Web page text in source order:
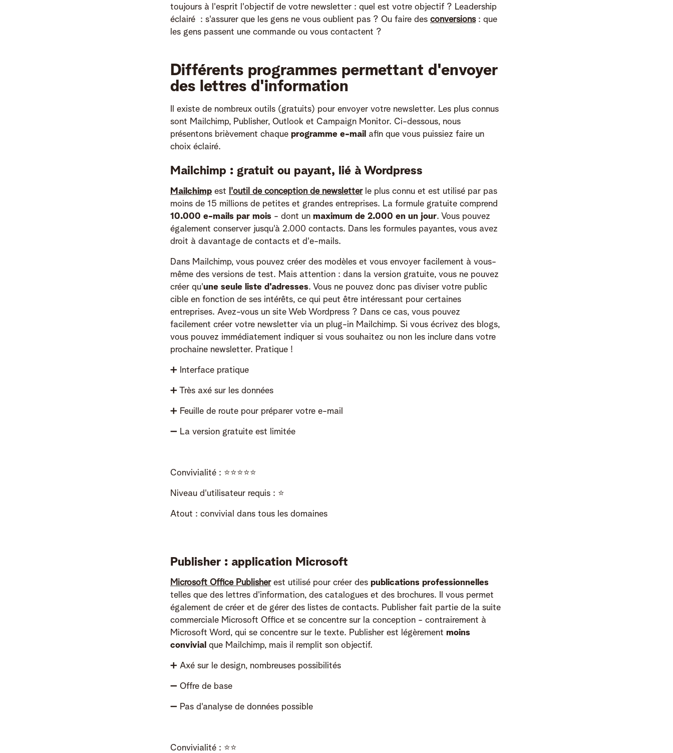
toujours à l'esprit l'objectif de votre newsletter : quel est votre objectif ? Leadership
éclairé : s'assurer que les gens ne vous oublient pas ? Ou faire des conversions: que
les gens passent une commande ou vous contactent ?
Différents programmes permettant d'envoyer
des lettres d'information
Il existe de nombreux outils (gratuits) pour envoyer votre newsletter. Les plus connus
sont Mailchimp, Publisher, Outlook et Campaign Monitor. Ci-dessous, nous
présentons brièvement chaque programme e-mail afin que vous puissiez faire un
choix éclairé.
Mailchimp : gratuit ou payant, lié à Wordpress
Mailchimp est l'outil de conception de newsletterle plus connu et est utilisé par pas
moins de 15 millions de petites et grandes entreprises. La formule gratuite comprend
10.000 e-mails par mois - dont un maximum de 2.000 en un jour. Vous pouvez
également conserver jusqu'à 2.000 contacts. Dans les formules payantes, vous avez
droit à davantage de contacts et d'e-mails.
Dans Mailchimp, vous pouvez créer des modèles et vous envoyer facilement à vous-
même des versions de test. Mais attention : dans la version gratuite, vous ne pouvez
créer qu'une seule liste d'adresses. Vous ne pouvez donc pas diviser votre public
cible en fonction de ses intérêts, ce qui peut être intéressant pour certaines
entreprises. Avez-vous un site Web Wordpress ? Dans ce cas, vous pouvez
facilement créer votre newsletter via un plug-in Mailchimp. Si vous écrivez des blogs,
vous pouvez immédiatement indiquer si vous souhaitez ou non les inclure dans votre
prochaine newsletter. Pratique !
➕ Interface pratique
➕ Très axé sur les données
➕ Feuille de route pour préparer votre e-mail
➖ La version gratuite est limitée
Convivialité : ⭐️⭐️⭐️⭐️⭐️
Niveau d'utilisateur requis : ⭐️
Atout : convivial dans tous les domaines
Publisher : application Microsoft
Microsoft Office Publisherest utilisé pour créer des publications professionnelles
telles que des lettres d'information, des catalogues et des brochures. Il vous permet
également de créer et de gérer des listes de contacts. Publisher fait partie de la suite
commerciale Microsoft Office et se concentre sur la conception - contrairement à
Microsoft Word, qui se concentre sur le texte. Publisher est légèrement moins
convivial que Mailchimp, mais il remplit son objectif.
➕ Axé sur le design, nombreuses possibilités
➖ Offre de base
➖ Pas d'analyse de données possible
Convivialité : ⭐️⭐️